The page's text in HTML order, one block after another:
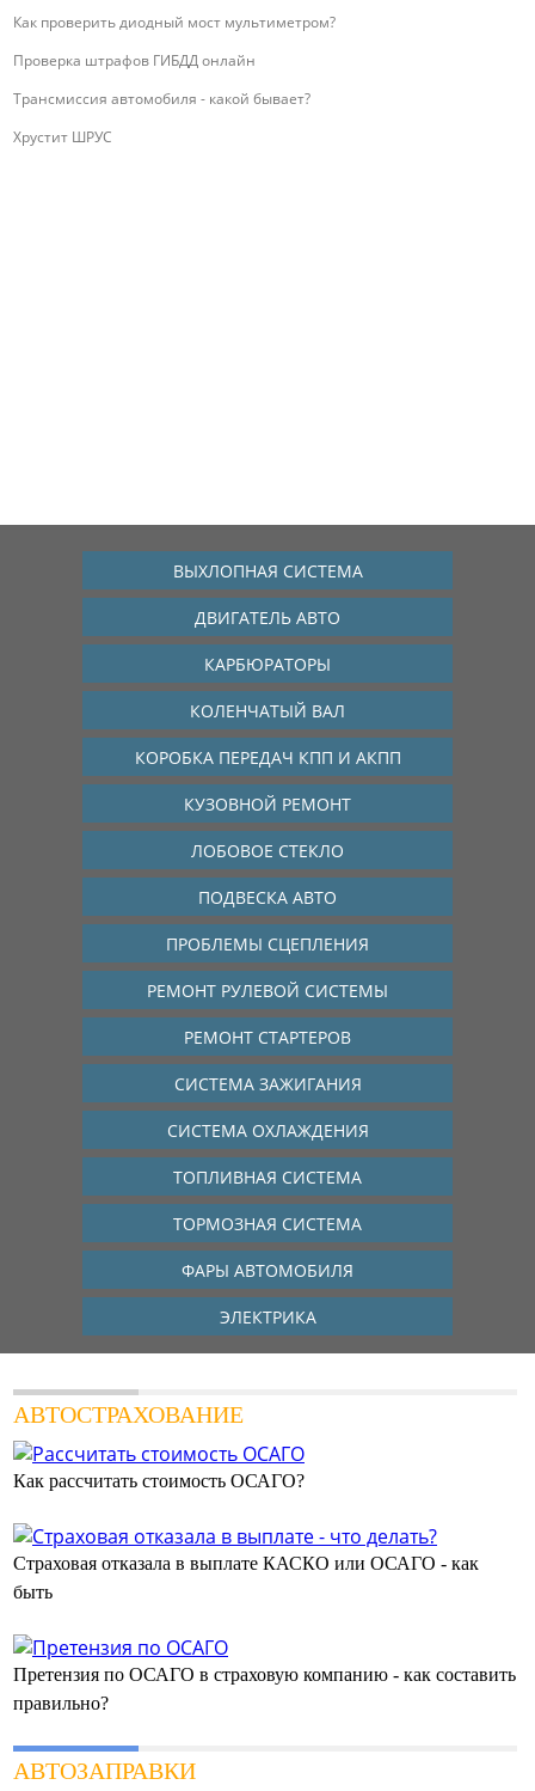
Как проверить диодный мост мультиметром?
Проверка штрафов ГИБДД онлайн
Трансмиссия автомобиля - какой бывает?
Хрустит ШРУС
ВЫХЛОПНАЯ СИСТЕМА
ДВИГАТЕЛЬ АВТО
КАРБЮРАТОРЫ
КОЛЕНЧАТЫЙ ВАЛ
КОРОБКА ПЕРЕДАЧ КПП И АКПП
КУЗОВНОЙ РЕМОНТ
ЛОБОВОЕ СТЕКЛО
ПОДВЕСКА АВТО
ПРОБЛЕМЫ СЦЕПЛЕНИЯ
РЕМОНТ РУЛЕВОЙ СИСТЕМЫ
РЕМОНТ СТАРТЕРОВ
СИСТЕМА ЗАЖИГАНИЯ
СИСТЕМА ОХЛАЖДЕНИЯ
ТОПЛИВНАЯ СИСТЕМА
ТОРМОЗНАЯ СИСТЕМА
ФАРЫ АВТОМОБИЛЯ
ЭЛЕКТРИКА
АВТОСТРАХОВАНИЕ
Как рассчитать стоимость ОСАГО?
Страховая отказала в выплате КАСКО или ОСАГО - как
быть
Претензия по ОСАГО в страховую компанию - как составить
правильно?
АВТОЗАПРАВКИ